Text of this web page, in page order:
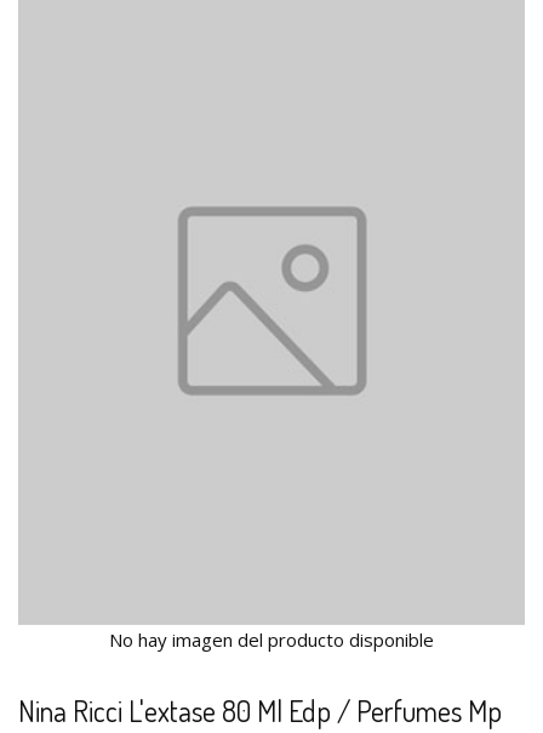
No hay imagen del producto disponible
Nina Ricci L'extase 80 Ml Edp / Perfumes Mp